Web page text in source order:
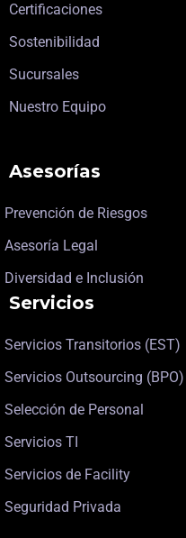
Certificaciones
Sostenibilidad
Sucursales
Nuestro Equipo
Asesorías
Prevención de Riesgos
Asesoría Legal
Diversidad e Inclusión
Servicios
Servicios Transitorios (EST)
Servicios Outsourcing (BPO)
Selección de Personal
Servicios TI
Servicios de Facility
Seguridad Privada